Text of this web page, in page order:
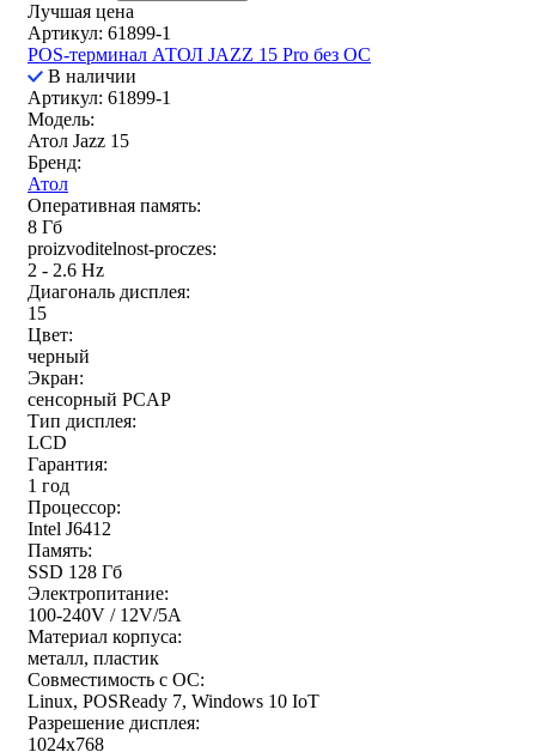
Лучшая цена
Артикул: 61899-1
POS-терминал АТОЛ JAZZ 15 Pro без ОС
В наличии
Артикул: 61899-1
Модель:
Атол Jazz 15
Бренд:
Атол
Оперативная память:
8 Гб
proizvoditelnost-proczes:
2 - 2.6 Hz
Диагональ дисплея:
15
Цвет:
черный
Экран:
сенсорный PCAP
Тип дисплея:
LCD
Гарантия:
1 год
Процессор:
Intel J6412
Память:
SSD 128 Гб
Электропитание:
100-240V / 12V/5A
Материал корпуса:
металл, пластик
Совместимость с ОС:
Linux, POSReady 7, Windows 10 IoT
Разрешение дисплея:
1024x768